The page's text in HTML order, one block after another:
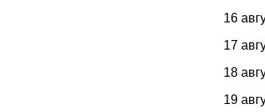
16
17
18
19